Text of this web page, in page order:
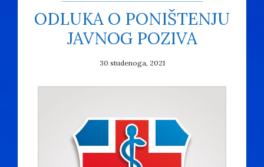
ODLUKA O PONIŠTENJU
JAVNOG POZIVA
30 studenoga, 2021